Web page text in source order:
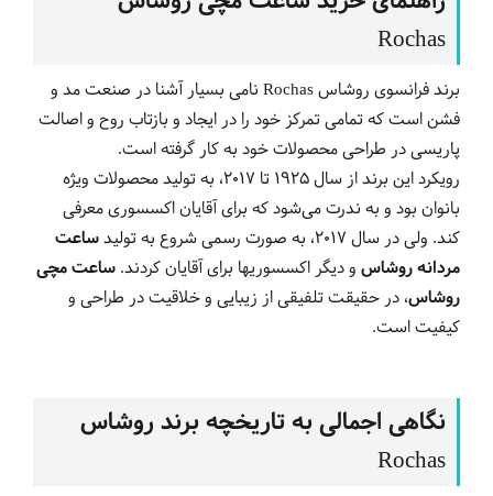
Rochas
برند فرانسوی روشاس Rochas نامی بسیار آشنا در صنعت مد و
فشن است که تمامی تمرکز خود را در ایجاد و بازتاب روح و اصالت
پاریسی در طراحی محصولات خود به کار گرفته است.
رویکرد این برند از سال 1925 تا 2017، به تولید محصولات ویژه
بانوان بود و به ندرت می‌شود که برای آقایان اکسسوری معرفی
کند. ولی در سال 2017، به صورت رسمی شروع به تولید
ساعت
مردانه روشاس و دیگر اکسسوری‎ها برای آقایان کردند.
ساعت مچی
روشاس، در حقیقت تلفیقی از زیبایی و خلاقیت در طراحی و
کیفیت است.
نگاهی اجمالی به تاریخچه برند روشاس
Rochas